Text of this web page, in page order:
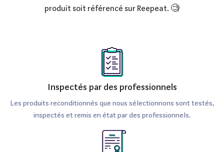
produit soit référencé sur Reepeat. 🧐
Inspectés par des professionnels
Les produits reconditionnés que nous sélectionnons sont testés,
inspectés et remis en état par des professionnels.